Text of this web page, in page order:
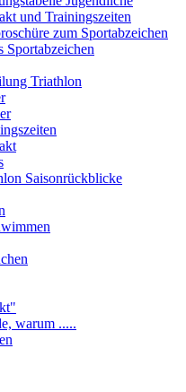
und Trainingszeiten
zum Sportabzeichen
Sportabzeichen
Triathlon
Saisonrückblicke
warum .....